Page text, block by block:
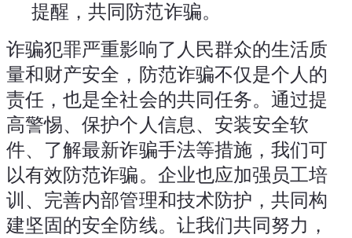
提醒，共同防范诈骗。
诈骗犯罪严重影响了人民群众的生活质
量和财产安全，防范诈骗不仅是个人的
责任，也是全社会的共同任务。通过提
高警惕、保护个人信息、安装安全软
件、了解最新诈骗手法等措施，我们可
以有效防范诈骗。企业也应加强员工培
训、完善内部管理和技术防护，共同构
建坚固的安全防线。让我们共同努力，